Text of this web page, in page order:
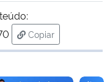
Copiar
para área de